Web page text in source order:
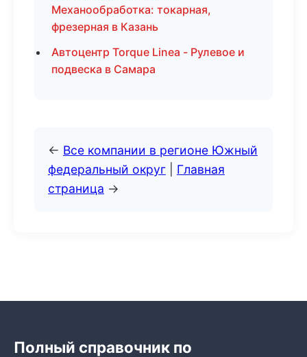
Механообработка: токарная,
фрезерная в Казань
Автоцентр Torque Linea - Рулевое и
подвеска в Самара
← Все компании в регионе Южный
федеральный округ
Главная
страница →
Полный справочник по